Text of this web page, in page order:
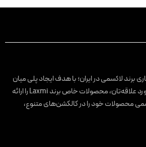
برند لاکسمی در ایران؛ با هدف ایجاد پلی میان
شما و برند لوکس و اصیل مورد علاقه‌تان، محصولات خاص برند Laxmi را ارائه
محصولات خود را در کالکشن‌های متنوع،